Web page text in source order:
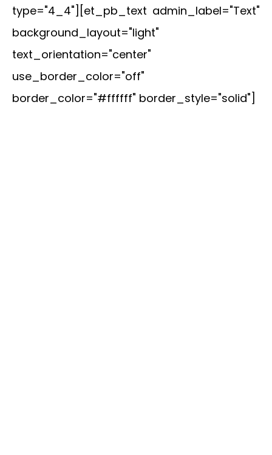
type="4_4"][et_pb_text admin_label="Text"
background_layout="light"
text_orientation="center"
use_border_color="off"
border_color="#ffffff" border_style="solid"]